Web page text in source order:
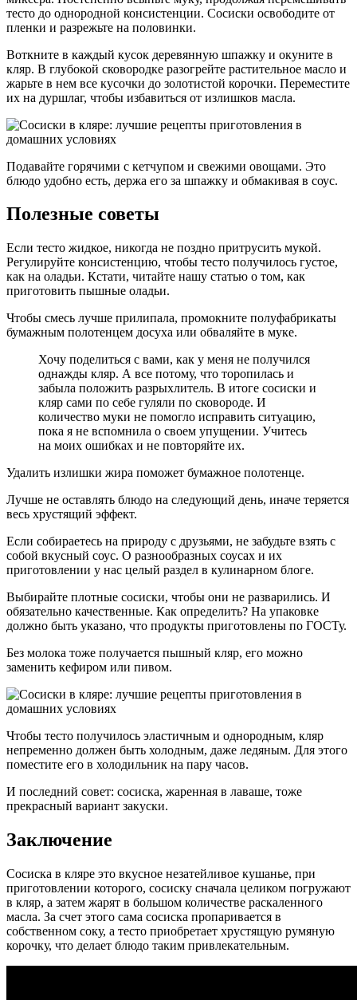
тесто до однородной консистенции. Сосиски освободите от
пленки и разрежьте на половинки.
Воткните в каждый кусок деревянную шпажку и окуните в
кляр. В глубокой сковородке разогрейте растительное масло и
жарьте в нем все кусочки до золотистой корочки. Переместите
их на дуршлаг, чтобы избавиться от излишков масла.
Подавайте горячими с кетчупом и свежими овощами. Это
блюдо удобно есть, держа его за шпажку и обмакивая в соус.
Полезные советы
Если тесто жидкое, никогда не поздно притрусить мукой.
Регулируйте консистенцию, чтобы тесто получилось густое,
как на оладьи. Кстати, читайте нашу статью о том, как
приготовить пышные оладьи.
Чтобы смесь лучше прилипала, промокните полуфабрикаты
бумажным полотенцем досуха или обваляйте в муке.
Хочу поделиться с вами, как у меня не получился
однажды кляр. А все потому, что торопилась и
забыла положить разрыхлитель. В итоге сосиски и
кляр сами по себе гуляли по сковороде. И
количество муки не помогло исправить ситуацию,
пока я не вспомнила о своем упущении. Учитесь
на моих ошибках и не повторяйте их.
Удалить излишки жира поможет бумажное полотенце.
Лучше не оставлять блюдо на следующий день, иначе теряется
весь хрустящий эффект.
Если собираетесь на природу с друзьями, не забудьте взять с
собой вкусный соус. О разнообразных соусах и их
приготовлении у нас целый раздел в кулинарном блоге.
Выбирайте плотные сосиски, чтобы они не разварились. И
обязательно качественные. Как определить? На упаковке
должно быть указано, что продукты приготовлены по ГОСТу.
Без молока тоже получается пышный кляр, его можно
заменить кефиром или пивом.
Чтобы тесто получилось эластичным и однородным, кляр
непременно должен быть холодным, даже ледяным. Для этого
поместите его в холодильник на пару часов.
И последний совет: сосиска, жаренная в лаваше, тоже
прекрасный вариант закуски.
Заключение
Сосиска в кляре это вкусное незатейливое кушанье, при
приготовлении которого, сосиску сначала целиком погружают
в кляр, а затем жарят в большом количестве раскаленного
масла. За счет этого сама сосиска пропаривается в
собственном соку, а тесто приобретает хрустящую румяную
корочку, что делает блюдо таким привлекательным.